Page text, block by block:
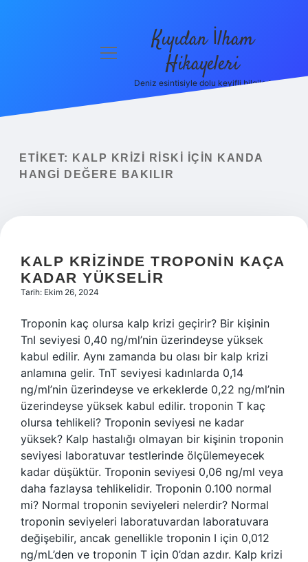
Yasal Uyarı
menüyü
Kıyıdan İlham
Hikayeleri
Deniz esintisiyle dolu keyifli bilgiler!
ETIKET:
KALP KRIZI RISKI IÇIN KANDA
HANGI DEĞERE BAKILIR
KALP KRIZINDE TROPONIN KAÇA
KADAR YÜKSELIR
Tarih: Ekim 26, 2024
Troponin kaç olursa kalp krizi geçirir? Bir kişinin
TnI seviyesi 0,40 ng/ml’nin üzerindeyse yüksek
kabul edilir. Aynı zamanda bu olası bir kalp krizi
anlamına gelir. TnT seviyesi kadınlarda 0,14
ng/ml’nin üzerindeyse ve erkeklerde 0,22 ng/ml’nin
üzerindeyse yüksek kabul edilir. troponin T kaç
olursa tehlikeli? Troponin seviyesi ne kadar
yüksek? Kalp hastalığı olmayan bir kişinin troponin
seviyesi laboratuvar testlerinde ölçülemeyecek
kadar düşüktür. Troponin seviyesi 0,06 ng/ml veya
daha fazlaysa tehlikelidir. Troponin 0.100 normal
mi? Normal troponin seviyeleri nelerdir? Normal
troponin seviyeleri laboratuvardan laboratuvara
değişebilir, ancak genellikle troponin I için 0,012
ng/mL’den ve troponin T için 0’dan azdır. Kalp krizi